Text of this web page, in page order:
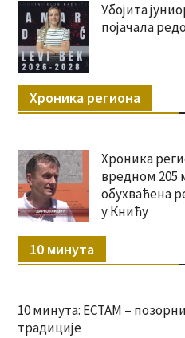
Убојита
појачала
Хроника региона
Хроника
вредном 205
обухваћена
у Книћу
10 минута
10 минута: ЕСТАМ –
традиције